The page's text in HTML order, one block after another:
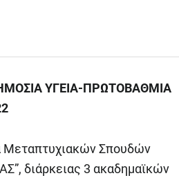
ΥΓΕΙΑ-ΠΡΩΤΟΒΑΘΜΙΑ
Μεταπτυχιακών Σπουδών
διάρκειας 3 ακαδημαϊκών